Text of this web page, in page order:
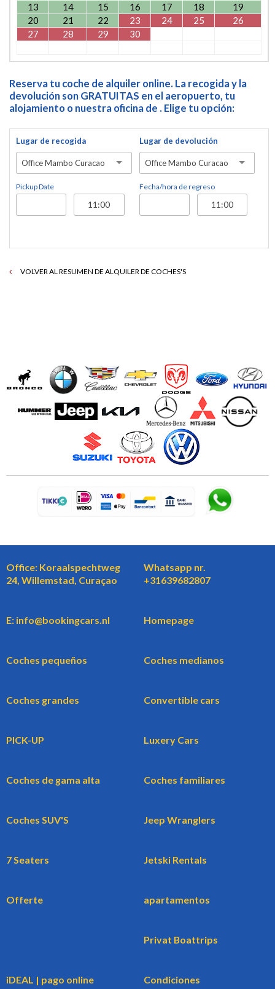
13
14 15 16 17 18
19
20
21 22 23 24 25
26
27
28 29 30
Reserva tu coche de alquiler online. La recogida y la
devolución son GRATUITAS en el aeropuerto, tu
alojamiento o nuestra oficina de . Elige tu opción:
Lugar de recogida
Office Mambo Curacao
Pickup Date
Lugar de devolución
Office Mambo Curacao
Fecha/hora de regreso
VOLVER AL RESUMEN DE ALQUILER DE COCHES'S
Office: Koraalspechtweg
24, Willemstad, Curaçao
Whatsapp nr.
+31639682807
E: info@bookingcars.nl Homepage
Coches pequeños Coches medianos
Coches grandes Convertible cars
PICK-UP Luxery Cars
Coches de gama alta Coches familiares
Coches SUV'S Jeep Wranglers
7 Seaters Jetski Rentals
Offerte apartamentos
Privat Boattrips
iDEAL | pago online Condiciones